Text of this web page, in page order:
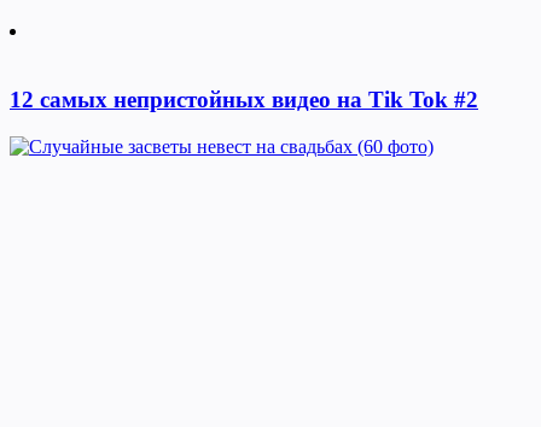
12 самых непристойных видео на Tik Tok #2